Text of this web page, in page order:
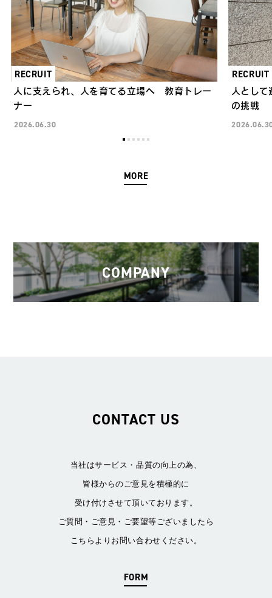
RECRUIT
人に支えられ、人を育てる立場へ 教育トレー
ナー
2026.06.30
RECRUIT
人とし
の挑戦
MORE
COMPANY
CONTACT US
当社はサービス・品質の向上の為、
皆様からのご意見を積極的に
受け付けさせて頂いております。
ご質問・ご意見・ご要望等ございましたら
こちらよりお問い合わせください。
FORM